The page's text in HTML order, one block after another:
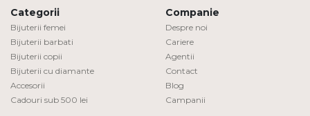
Categorii
Bijuterii femei
Bijuterii barbati
Bijuterii copii
Bijuterii cu diamante
Accesorii
Cadouri sub 500 lei
Companie
Despre noi
Cariere
Agentii
Contact
Blog
Campanii